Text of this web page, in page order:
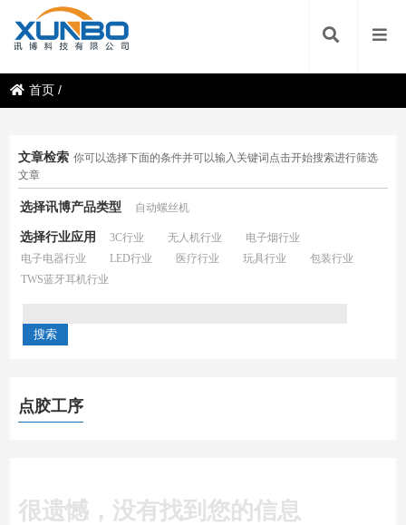
首页 /
文章检索 你可以选择下面的条件并可以输入关键词点击开始搜索进行筛选
文章
选择讯博产品类型 自动螺丝机
选择行业应用 3C行业 无人机行业
电子烟行业
电子电器行业
LED行业 医疗行业 玩具行业
包装行业
TWS蓝牙耳机行业
点胶工序
很遗憾，没有找到您的信息